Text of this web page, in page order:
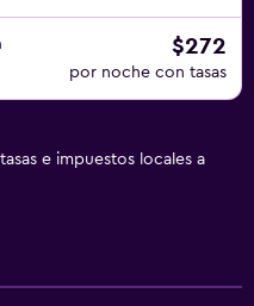
$272
por noche con tasas
e impuestos locales a